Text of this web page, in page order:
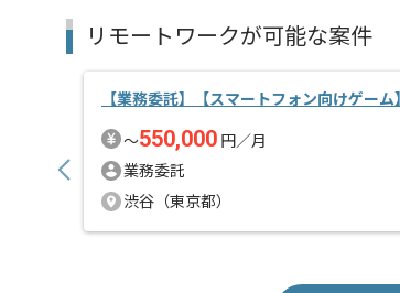
リモートワークが可能な案件
【業務委託】【スマートフォン向けゲー
〜550,000 円／月
業務委託
渋谷（東京都）